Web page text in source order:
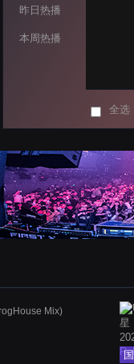
昨日热播
本周热播
全选
Mix)